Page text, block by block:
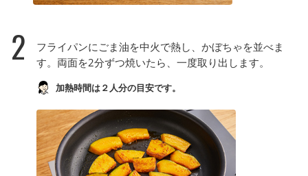
2
フライパンにごま油を中火で熱し、かぼちゃを並べま
す。両面を2分ずつ焼いたら、一度取り出します。
加熱時間は２人分の目安です。